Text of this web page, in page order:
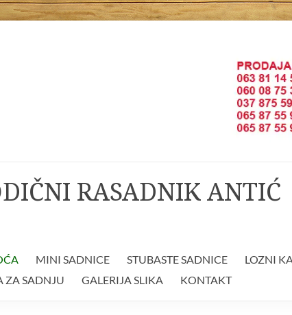
RASADNIK ANTIĆ
MINI SADNICE STUBASTE SADNICE LOZNI
ZA SADNJU GALERIJA SLIKA KONTAKT